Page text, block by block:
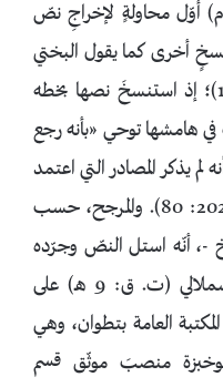
التطواني محمد بوخبزة (ت. 2019م) أوّل محاولةٍ لإخراجِ نصّ
نسخٍ أخرى كما يقول البختي
(مقدمة ط1: السلالجي، 2020: 12)؛ إذ استنسخَ نصها بخطه
في هامشها توحي «بأنه رجع
يذكر المصادر التي اعتمد
عليها» (القسم الأول: السلالجي، 2020: 80). والمرجح، حسب
-، أنّه استل النصّ وجرّده
من شرح الشيخ عبد الرحمن السملالي (ت. ق: 9 هـ) على
العامة بتطوان، وهي
بوخبزة منصبَ موثّق قسم